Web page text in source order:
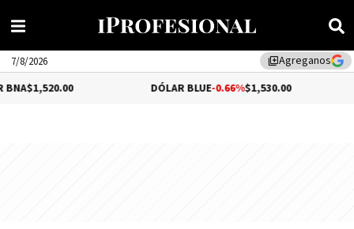
library_addAgreganos
7/8/2026
-0.66%$1,530.00